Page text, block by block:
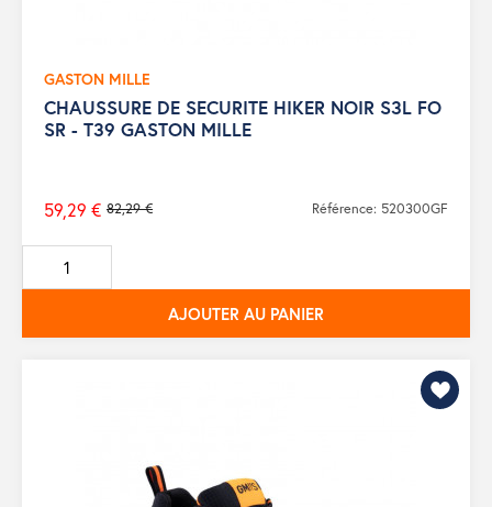
GASTON MILLE
CHAUSSURE DE SECURITE HIKER NOIR S3L FO
SR - T39 GASTON MILLE
Prix
de
base
82,29 €
59,29 € Référence: 520300GF
AJOUTER AU PANIER